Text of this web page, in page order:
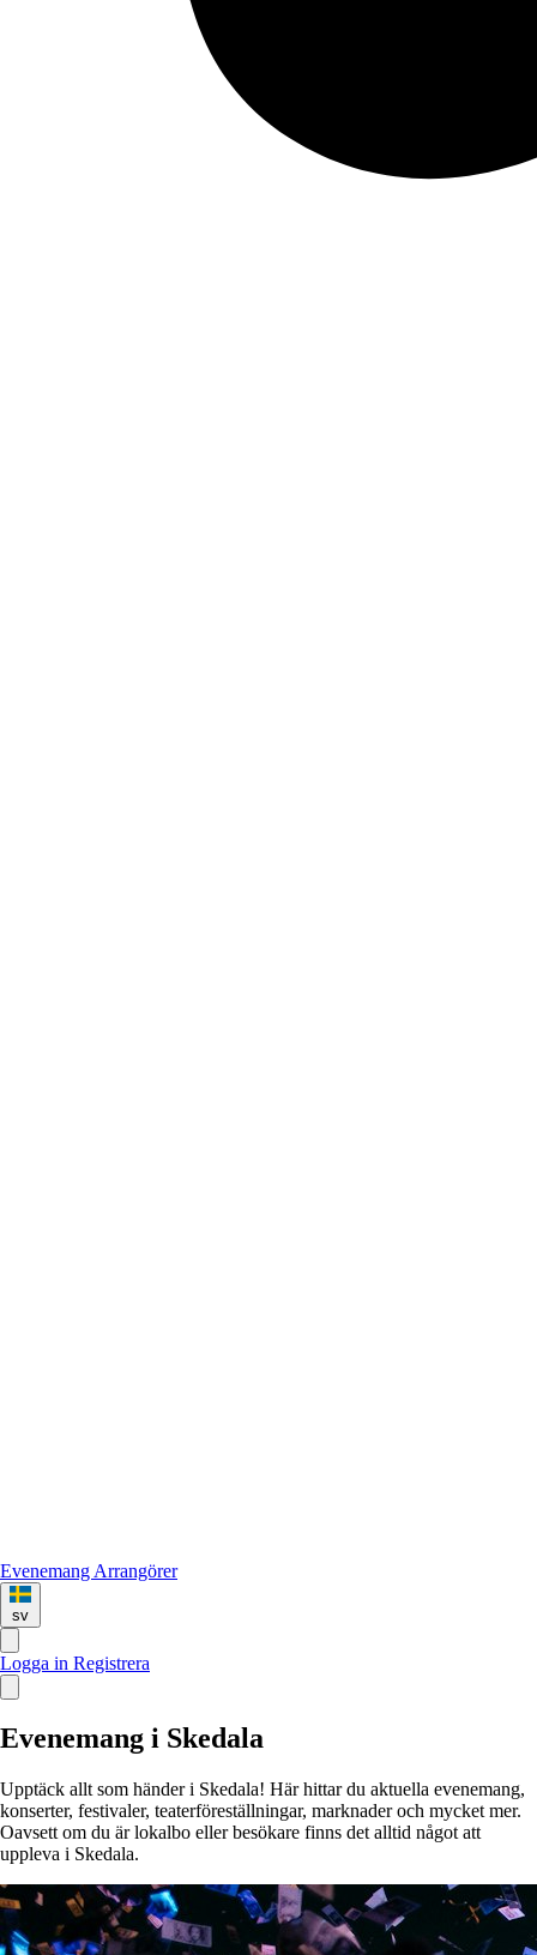
Evenemang Arrangörer
sv
Logga in Registrera
Evenemang i Skedala
Upptäck allt som händer i Skedala! Här hittar du aktuella evenemang,
konserter, festivaler, teaterföreställningar, marknader och mycket mer.
Oavsett om du är lokalbo eller besökare finns det alltid något att
uppleva i Skedala.